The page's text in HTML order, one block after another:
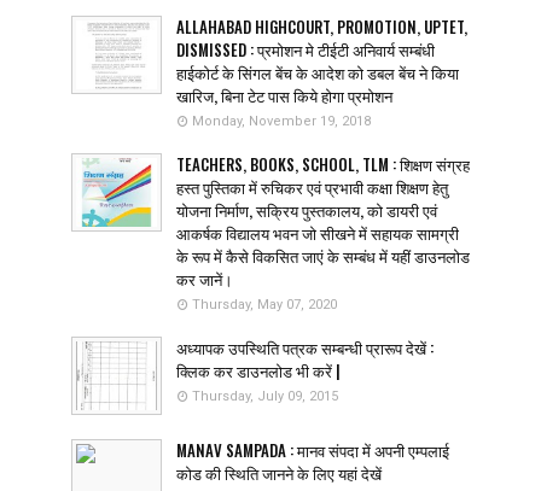
ALLAHABAD HIGHCOURT, PROMOTION, UPTET,
DISMISSED : प्रमोशन मे टीईटी अनिवार्य सम्बंधी
हाईकोर्ट के सिंगल बेंच के आदेश को डबल बेंच ने किया
खारिज, बिना टेट पास किये होगा प्रमोशन
Monday, November 19, 2018
TEACHERS, BOOKS, SCHOOL, TLM : शिक्षण संग्रह
हस्त पुस्तिका में रुचिकर एवं प्रभावी कक्षा शिक्षण हेतु
योजना निर्माण, सक्रिय पुस्तकालय, को डायरी एवं
आकर्षक विद्यालय भवन जो सीखने में सहायक सामग्री
के रूप में कैसे विकसित जाएं के सम्बंध में यहीं डाउनलोड
कर जानें।
Thursday, May 07, 2020
अध्यापक उपस्थिति पत्रक सम्बन्धी प्रारूप देखें :
क्लिक कर डाउनलोड भी करें |
Thursday, July 09, 2015
MANAV SAMPADA : मानव संपदा में अपनी एम्पलाई
कोड की स्थिति जानने के लिए यहां देखें